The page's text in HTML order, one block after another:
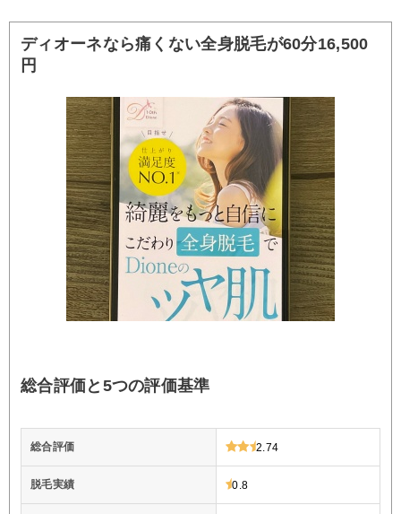
ディオーネなら痛くない全身脱毛が60分16,500
円
総合評価と5つの評価基準
総合評価 2.74
脱毛実績 0.8